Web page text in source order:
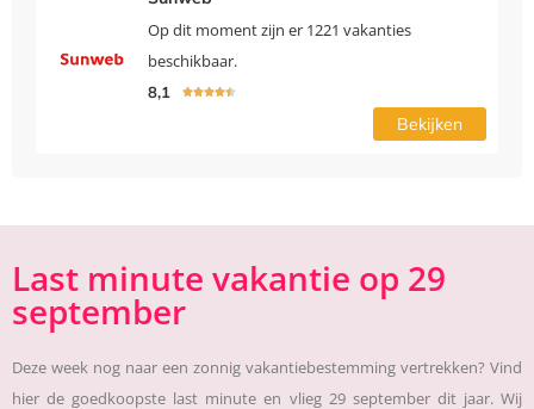
Op dit moment zijn er 1221 vakanties
beschikbaar.
8,1 
Bekijken
Last minute vakantie op 29
september
Deze week nog naar een zonnig vakantiebestemming vertrekken? Vind
hier de goedkoopste last minute en vlieg 29 september dit jaar. Wij